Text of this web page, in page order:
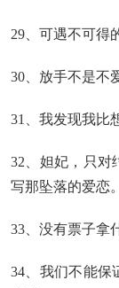
29、可遇不可得
30、放手不是不
31、我发现我比
32、妲妃，只对
写那坠落的爱恋。
33、没有票子拿
34、我们不能保